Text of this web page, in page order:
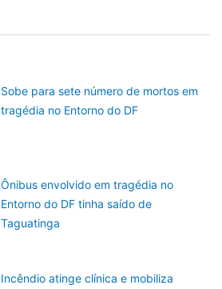
Sobe para sete número de mortos em
tragédia no Entorno do DF
Ônibus envolvido em tragédia no
Entorno do DF tinha saído de
Taguatinga
Incêndio atinge clínica e mobiliza